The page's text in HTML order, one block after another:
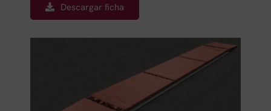
Descargar ficha